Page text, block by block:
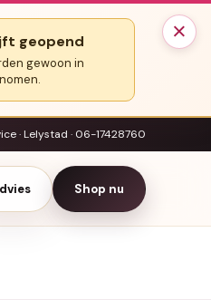
×
geopend
gewoon in
· Lelystad · 06-17428760
Shop nu